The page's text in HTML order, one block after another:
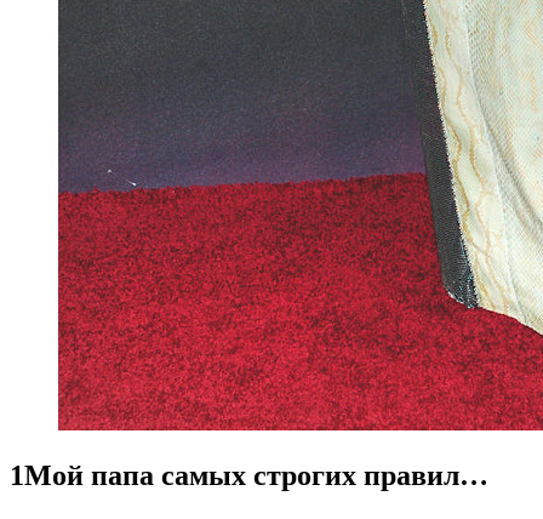
1Мой папа самых строгих правил…